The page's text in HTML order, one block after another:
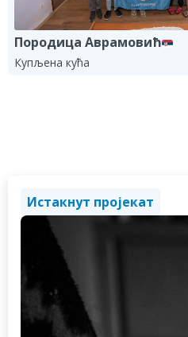
Породица Аврамовић
Купљена кућа
Истакнут пројекат